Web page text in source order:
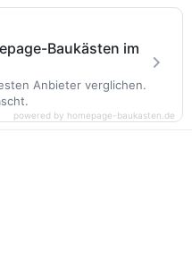
Baukästen im
Anbieter verglichen.
powered by homepage-baukasten.de